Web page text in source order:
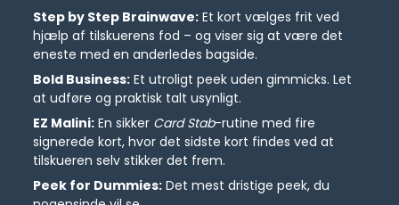
Step by Step Brainwave: Et kort vælges frit ved
hjælp af tilskuerens fod – og viser sig at være det
eneste med en anderledes bagside.
Bold Business: Et utroligt peek uden gimmicks. Let
at udføre og praktisk talt usynligt.
EZ Malini: En sikker Card Stab-rutine med fire
signerede kort, hvor det sidste kort findes ved at
tilskueren selv stikker det frem.
Peek for Dummies: Det mest dristige peek, du